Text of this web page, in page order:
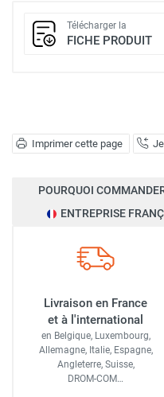
Imprimer cette page
Télécharger la
FICHE PRODUIT
POURQUOI
ENTREPRISE
Livraison en France
et à l'international
en Belgique, Luxembourg,
Allemagne, Italie, Espagne,
Angleterre, Suisse,
DROM-COM…